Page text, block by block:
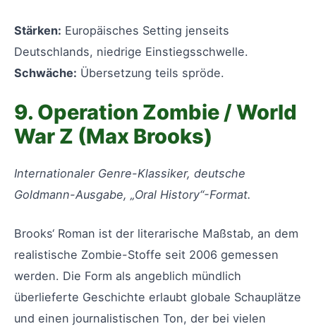
Stärken: Europäisches Setting jenseits
Deutschlands, niedrige Einstiegsschwelle.
Schwäche: Übersetzung teils spröde.
9. Operation Zombie / World
War Z (Max Brooks)
Internationaler Genre-Klassiker, deutsche
Goldmann-Ausgabe, „Oral History“-Format.
Brooks‘ Roman ist der literarische Maßstab, an dem
realistische Zombie-Stoffe seit 2006 gemessen
werden. Die Form als angeblich mündlich
überlieferte Geschichte erlaubt globale Schauplätze
und einen journalistischen Ton, der bei vielen